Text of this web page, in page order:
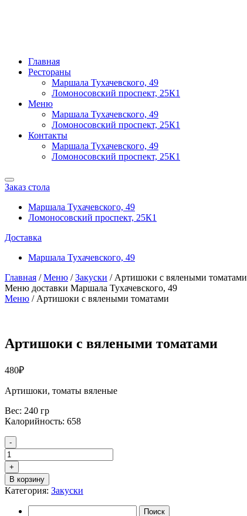
Главная
Рестораны
Маршала Тухачевского, 49
Ломоносовский проспект, 25К1
Меню
Маршала Тухачевского, 49
Ломоносовский проспект, 25К1
Контакты
Маршала Тухачевского, 49
Ломоносовский проспект, 25К1
Заказ стола
Маршала Тухачевского, 49
Ломоносовский проспект, 25К1
Доставка
Маршала Тухачевского, 49
Главная /Меню /Закуски / Артишоки с вялеными томатами
Меню доставки Маршала Тухачевского, 49
Меню / Артишоки с вялеными томатами
Артишоки с вялеными томатами
480₽
Артишоки, томаты вяленые
Вес: 240 гр
Калорийность: 658
Количество
товара
Артишоки
с
вялеными
томатами
-
+
В корзину
Категория: Закуски